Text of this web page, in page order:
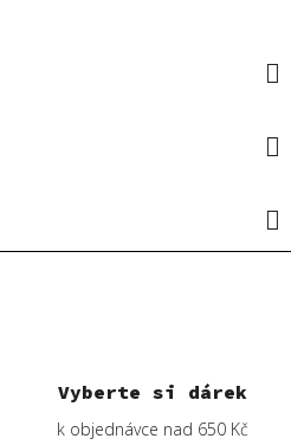
Vyberte si dárek
k objednávce nad 650 Kč